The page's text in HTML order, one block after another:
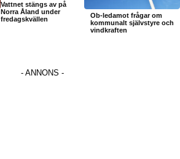
Vattnet stängs av på
Norra Åland under
fredagskvällen
Ob-ledamot frågar om
kommunalt självstyre och
vindkraften